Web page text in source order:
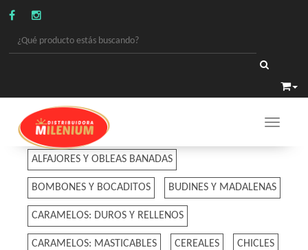
Toggle
GOLOSINAS
ALFAJORES Y OBLEAS BANADAS
BOMBONES Y BOCADITOS BUDINES Y MADALENAS
CARAMELOS: DUROS Y RELLENOS
CARAMELOS: MASTICABLES CEREALES CHICLES